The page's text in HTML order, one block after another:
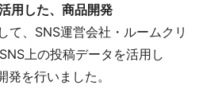
用した、商品開発
て、SNS運営会社・ルームクリ
上の投稿データを活用し
発を行いました。